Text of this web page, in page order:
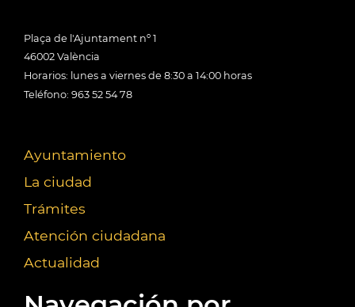
Plaça de l'Ajuntament nº 1
46002 València
Horarios: lunes a viernes de 8:30 a 14:00 horas
Teléfono: 963 52 54 78
Ayuntamiento
La ciudad
Trámites
Atención ciudadana
Actualidad